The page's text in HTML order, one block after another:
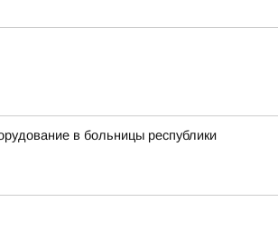
в больницы республики